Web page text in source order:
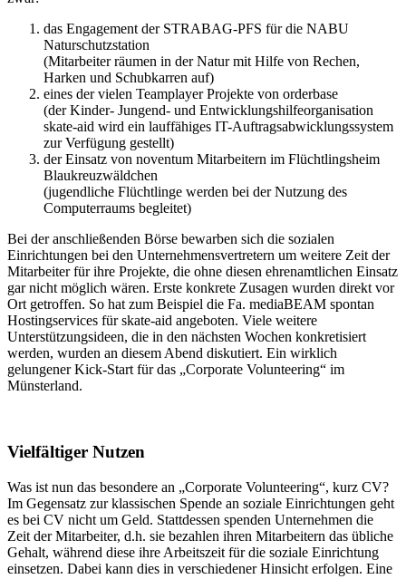
das Engagement der STRABAG-PFS für die NABU
Naturschutzstation
(Mitarbeiter räumen in der Natur mit Hilfe von Rechen,
Harken und Schubkarren auf)
eines der vielen Teamplayer Projekte von orderbase
(der Kinder- Jungend- und Entwicklungshilfeorganisation
skate-aid wird ein lauffähiges IT-Auftragsabwicklungssystem
zur Verfügung gestellt)
der Einsatz von noventum Mitarbeitern im Flüchtlingsheim
Blaukreuzwäldchen
(jugendliche Flüchtlinge werden bei der Nutzung des
Computerraums begleitet)
Bei der anschließenden Börse bewarben sich die sozialen
Einrichtungen bei den Unternehmensvertretern um weitere Zeit der
Mitarbeiter für ihre Projekte, die ohne diesen ehrenamtlichen Einsatz
gar nicht möglich wären. Erste konkrete Zusagen wurden direkt vor
Ort getroffen. So hat zum Beispiel die Fa. mediaBEAM spontan
Hostingservices für skate-aid angeboten. Viele weitere
Unterstützungsideen, die in den nächsten Wochen konkretisiert
werden, wurden an diesem Abend diskutiert. Ein wirklich
gelungener Kick-Start für das „Corporate Volunteering“ im
Münsterland.
Vielfältiger Nutzen
Was ist nun das besondere an „Corporate Volunteering“, kurz CV?
Im Gegensatz zur klassischen Spende an soziale Einrichtungen geht
es bei CV nicht um Geld. Stattdessen spenden Unternehmen die
Zeit der Mitarbeiter, d.h. sie bezahlen ihren Mitarbeitern das übliche
Gehalt, während diese ihre Arbeitszeit für die soziale Einrichtung
einsetzen. Dabei kann dies in verschiedener Hinsicht erfolgen. Eine